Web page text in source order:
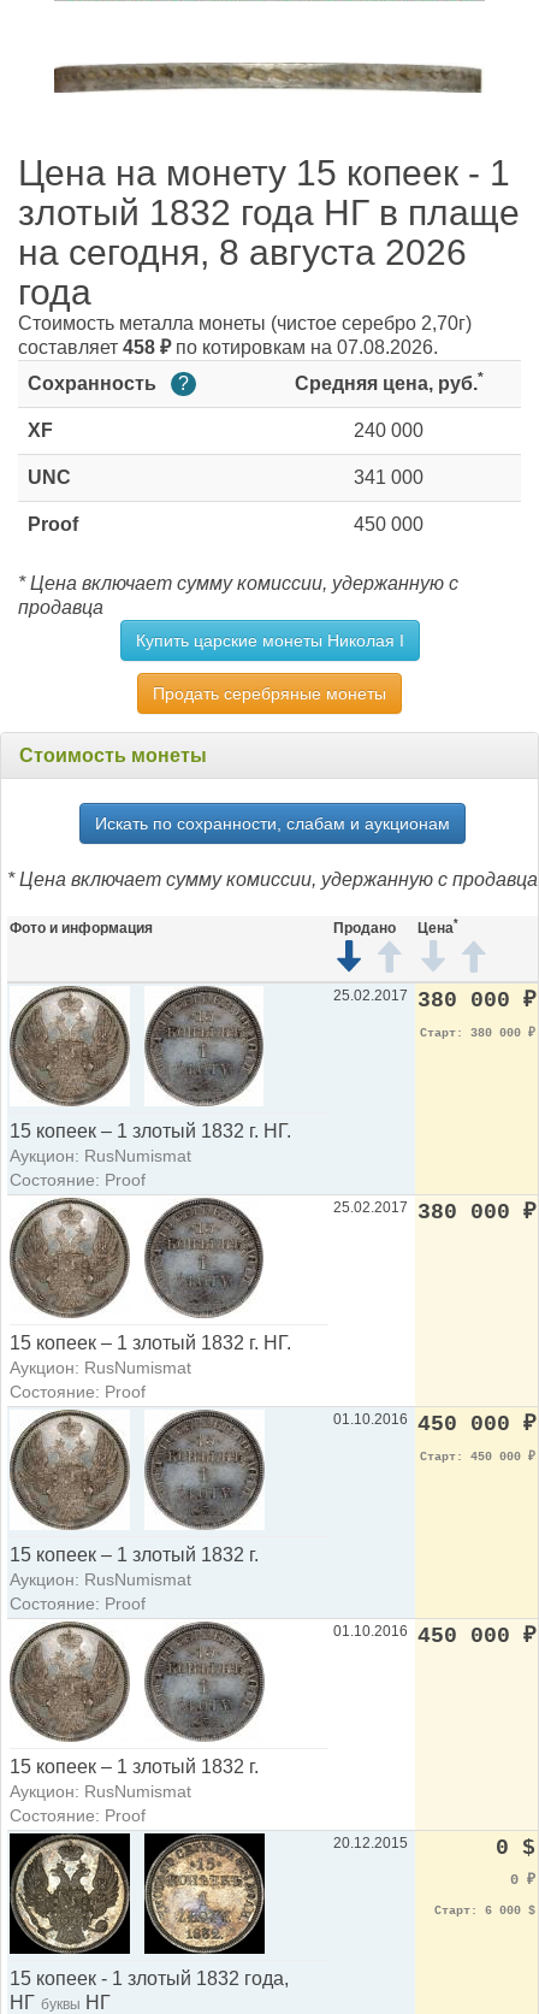
Цена на монету 15 копеек - 1
злотый 1832 года НГ в плаще
на сегодня, 8 августа 2026
года
Стоимость металла монеты (чистое серебро 2,70г)
составляет 458 ₽по котировкам на 07.08.2026.
Сохранность
? Средняя цена, руб.*
XF 240 000
UNC 341 000
Proof 450 000
* Цена включает сумму комиссии, удержанную с
продавца
Купить царские монеты Николая I
Продать серебряные монеты
Стоимость монеты
Искать по сохранности, слабам и аукционам
* Цена включает сумму комиссии, удержанную с продавца
Фото и информация Продано Цена*
15 копеек – 1 злотый 1832 г. НГ.
Аукцион: RusNumismat
Состояние: Proof
25.02.2017 380 000 ₽
Старт: 380 000 ₽
15 копеек – 1 злотый 1832 г. НГ.
Аукцион: RusNumismat
Состояние: Proof
25.02.2017 380 000 ₽
15 копеек – 1 злотый 1832 г.
Аукцион: RusNumismat
Состояние: Proof
01.10.2016 450 000 ₽
Старт: 450 000 ₽
15 копеек – 1 злотый 1832 г.
Аукцион: RusNumismat
Состояние: Proof
01.10.2016 450 000 ₽
15 копеек - 1 злотый 1832 года,
НГ буквы НГ
20.12.2015 0 $
0 ₽
Старт: 6 000 $